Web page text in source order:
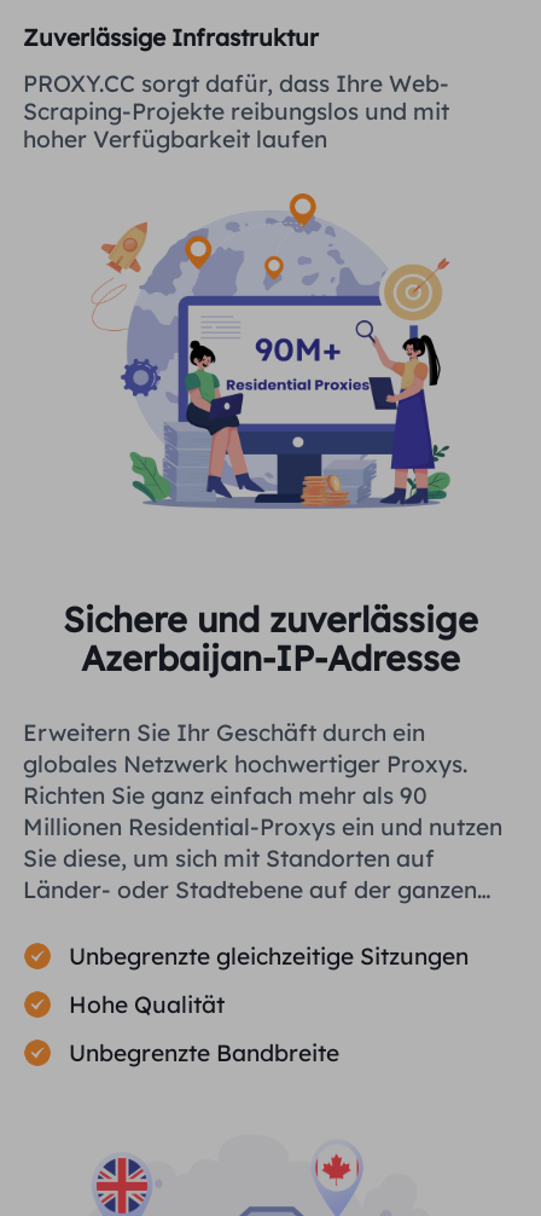
Zuverlässige Infrastruktur
PROXY.CC sorgt dafür, dass Ihre Web-
Scraping-Projekte reibungslos und mit
hoher Verfügbarkeit laufen
Sichere und zuverlässige
Azerbaijan-IP-Adresse
Erweitern Sie Ihr Geschäft durch ein
globales Netzwerk hochwertiger Proxys.
Richten Sie ganz einfach mehr als 90
Millionen Residential-Proxys ein und nutzen
Sie diese, um sich mit Standorten auf
Länder- oder Stadtebene auf der ganzen
effizienten Erfassung öffentlicher Daten zu
helfen.
Unbegrenzte gleichzeitige Sitzungen
Hohe Qualität
Unbegrenzte Bandbreite